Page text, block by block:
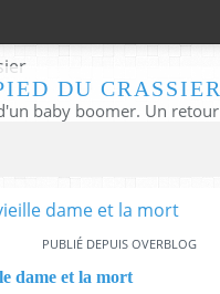
DU CRASSIER
PUBLIÉ DEPUIS OVERBLOG
dame et la mort